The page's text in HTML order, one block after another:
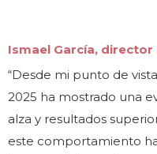
Ismael García,
“Desde mi punto de
2025 ha mostrado una
alza y resultados
este comportamiento